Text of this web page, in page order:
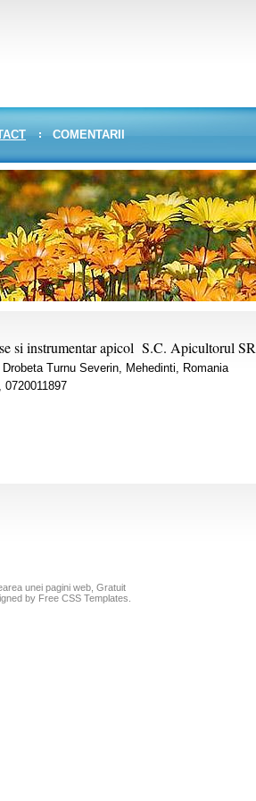
COMENTARII
si instrumentar apicol S.C. Apicultorul
Turnu Severin, Mehedinti, Romania
0720011897
unei pagini web, Gratuit
by Free CSS Templates.